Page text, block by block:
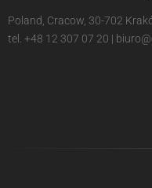
Poland, Cracow, 30-702
tel. +48 12 307 07 20 |